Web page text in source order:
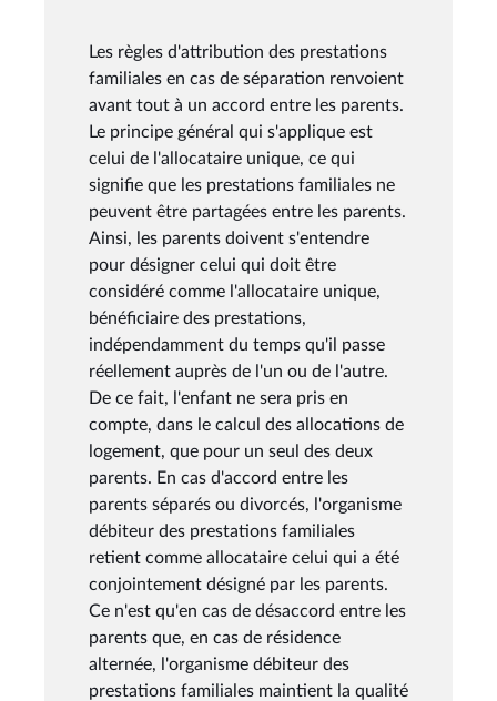
Les règles d'attribution des prestations
familiales en cas de séparation renvoient
avant tout à un accord entre les parents.
Le principe général qui s'applique est
celui de l'allocataire unique, ce qui
signifie que les prestations familiales ne
peuvent être partagées entre les parents.
Ainsi, les parents doivent s'entendre
pour désigner celui qui doit être
considéré comme l'allocataire unique,
bénéficiaire des prestations,
indépendamment du temps qu'il passe
réellement auprès de l'un ou de l'autre.
De ce fait, l'enfant ne sera pris en
compte, dans le calcul des allocations de
logement, que pour un seul des deux
parents. En cas d'accord entre les
parents séparés ou divorcés, l'organisme
débiteur des prestations familiales
retient comme allocataire celui qui a été
conjointement désigné par les parents.
Ce n'est qu'en cas de désaccord entre les
parents que, en cas de résidence
alternée, l'organisme débiteur des
prestations familiales maintient la qualité